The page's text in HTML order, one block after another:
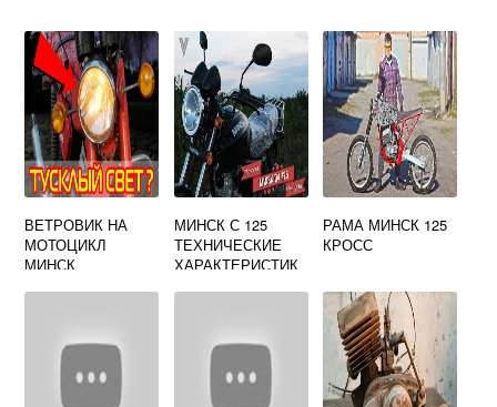
ВЕТРОВИК НА
МОТОЦИКЛ
МИНСК
МИНСК С 125
ТЕХНИЧЕСКИЕ
ХАРАКТЕРИСТИК
РАМА МИНСК 125
КРОСС